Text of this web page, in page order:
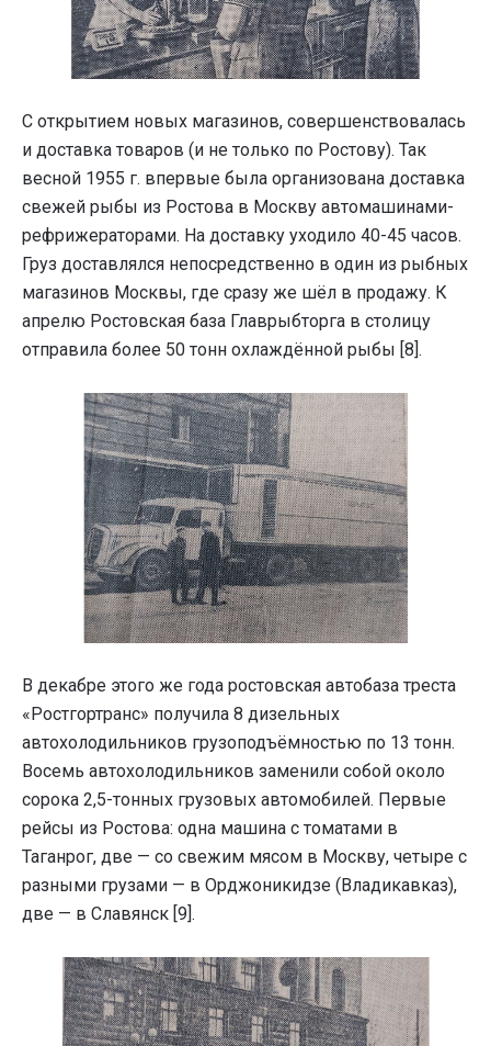
С открытием новых магазинов, совершенствовалась
и доставка товаров (и не только по Ростову). Так
весной 1955 г. впервые была организована доставка
свежей рыбы из Ростова в Москву автомашинами-
рефрижераторами. На доставку уходило 40-45 часов.
Груз доставлялся непосредственно в один из рыбных
магазинов Москвы, где сразу же шёл в продажу. К
апрелю Ростовская база Главрыбторга в столицу
отправила более 50 тонн охлаждённой рыбы [8].
В декабре этого же года ростовская автобаза треста
«Ростгортранс» получила 8 дизельных
автохолодильников грузоподъёмностью по 13 тонн.
Восемь автохолодильников заменили собой около
сорока 2,5-тонных грузовых автомобилей. Первые
рейсы из Ростова: одна машина с томатами в
Таганрог, две — со свежим мясом в Москву, четыре с
разными грузами — в Орджоникидзе (Владикавказ),
две — в Славянск [9].